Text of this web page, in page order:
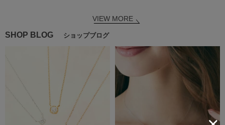
VIEW MORE
SHOP BLOG ショップブログ